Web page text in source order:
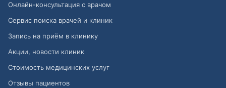
Онлайн-консультация с врачом
Сервис поиска врачей и клиник
Запись на приём в клинику
Акции, новости клиник
Стоимость медицинских услуг
Отзывы пациентов